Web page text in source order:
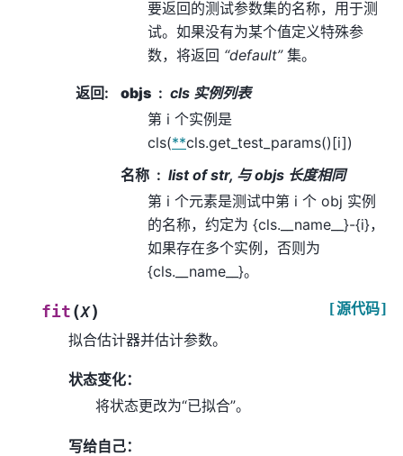
要返回的测试参数集的名称，用于测
试。如果没有为某个值定义特殊参
数，将返回 “default”集。
返回: objs
cls 实例列表
第 i 个实例是
cls(**cls.get_test_params()[i])
名称
list of str, 与 objs 长度相同
第 i 个元素是测试中第 i 个 obj 实例
的名称，约定为 {cls.__name__}-{i}，
如果存在多个实例，否则为
{cls.__name__}。
fit (X) [源代码]
拟合估计器并估计参数。
状态变化：
将状态更改为“已拟合”。
写给自己：